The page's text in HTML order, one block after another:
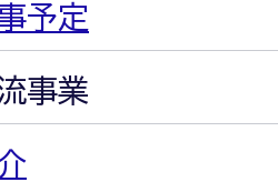
予定
事業